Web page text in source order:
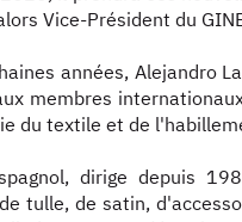
Vice-Président du
années, Alejandro
membres
du textile et de
dirige depuis
tulle, de satin,